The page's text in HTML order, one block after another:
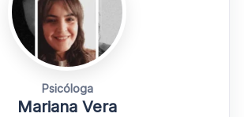
Psicóloga
Mariana Vera